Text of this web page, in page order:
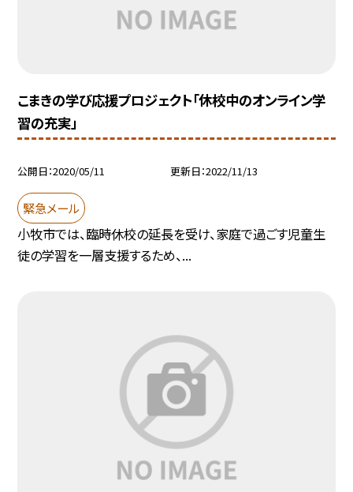
こまきの学び応援プロジェクト「休校中のオンライン学
習の充実」
公開日 2020/05/11 更新日 2022/11/13
緊急メール
小牧市では、臨時休校の延長を受け、家庭で過ごす児童生
徒の学習を一層支援するため、...